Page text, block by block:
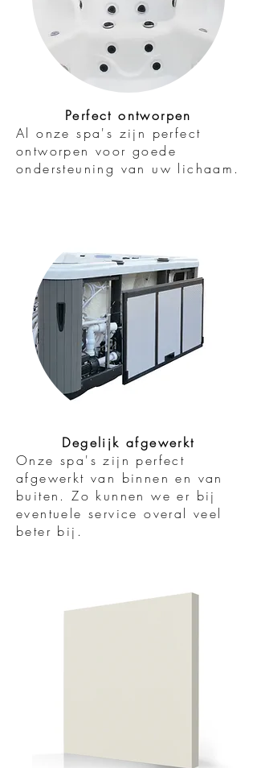
Perfect ontworpen
Al onze spa's zijn perfect
ontworpen voor goede
ondersteuning van uw lichaam.
Degelijk afgewerkt
Onze spa's zijn perfect
afgewerkt van binnen en van
buiten. Zo kunnen we er bij
eventuele service overal veel
beter bij.